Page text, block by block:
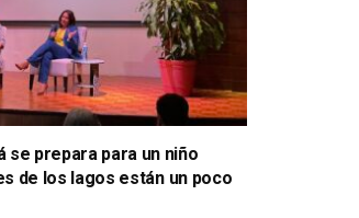
se prepara para un niño
de los lagos están un poco